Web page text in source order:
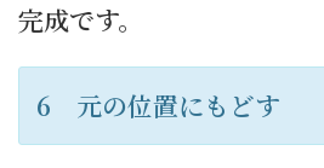
完成です。
6 元の位置にもどす